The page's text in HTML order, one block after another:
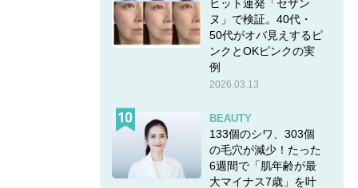
ヒット連発「セザン
ヌ」で検証。40代・
50代がオバ見えするピ
ンクとOKピンクの実
例
2026.03.13
BEAUTY
133個のシワ、303個
の毛穴が減少！たった
6週間で「肌年齢が最
大マイナス7歳」を叶